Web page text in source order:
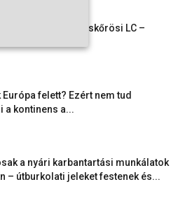
a felkészülést a Kiskőrösi LC –
felett? Ezért nem tud
a kontinens a...
a nyári karbantartási munkálatok
– útburkolati jeleket festenek és...